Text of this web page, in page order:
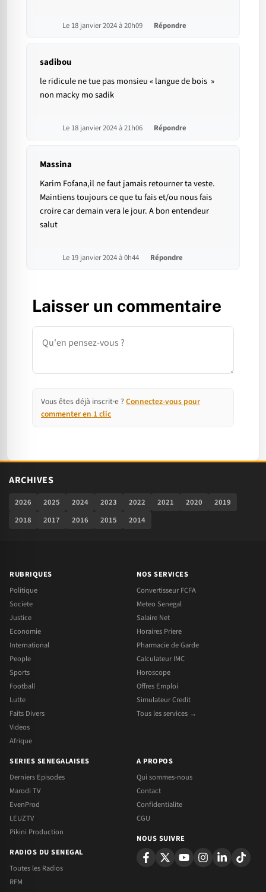
Le 18 janvier 2024 à 20h09 Répondre
sadibou
le ridicule ne tue pas monsieu « langue de bois »
non macky mo sadik
Le 18 janvier 2024 à 21h06 Répondre
Massina
Karim Fofana,il ne faut jamais retourner ta veste.
Maintiens toujours ce que tu fais et/ou nous fais
croire car demain vera le jour. A bon entendeur
salut
Le 19 janvier 2024 à 0h44 Répondre
Laisser un commentaire
Commentaire
Vous êtes déjà inscrit·e ? Connectez-vous pour
commenter en 1 clic
ARCHIVES
2026 2025 2024 2023 2022 2021 2020
2019
2018
2017 2016 2015 2014
RUBRIQUES
Politique
Societe
Justice
Economie
International
People
Sports
Football
Lutte
Faits Divers
Videos
Afrique
NOS SERVICES
Convertisseur FCFA
Meteo Senegal
Salaire Net
Horaires Priere
Pharmacie de Garde
Calculateur IMC
Horoscope
Offres Emploi
Simulateur Credit
Tous les services →
SERIES SENEGALAISES
Derniers Episodes
Marodi TV
EvenProd
LEUZTV
Pikini Production
RADIOS DU SENEGAL
Toutes les Radios
RFM
A PROPOS
Qui sommes-nous
Contact
Confidentialite
CGU
NOUS SUIVRE